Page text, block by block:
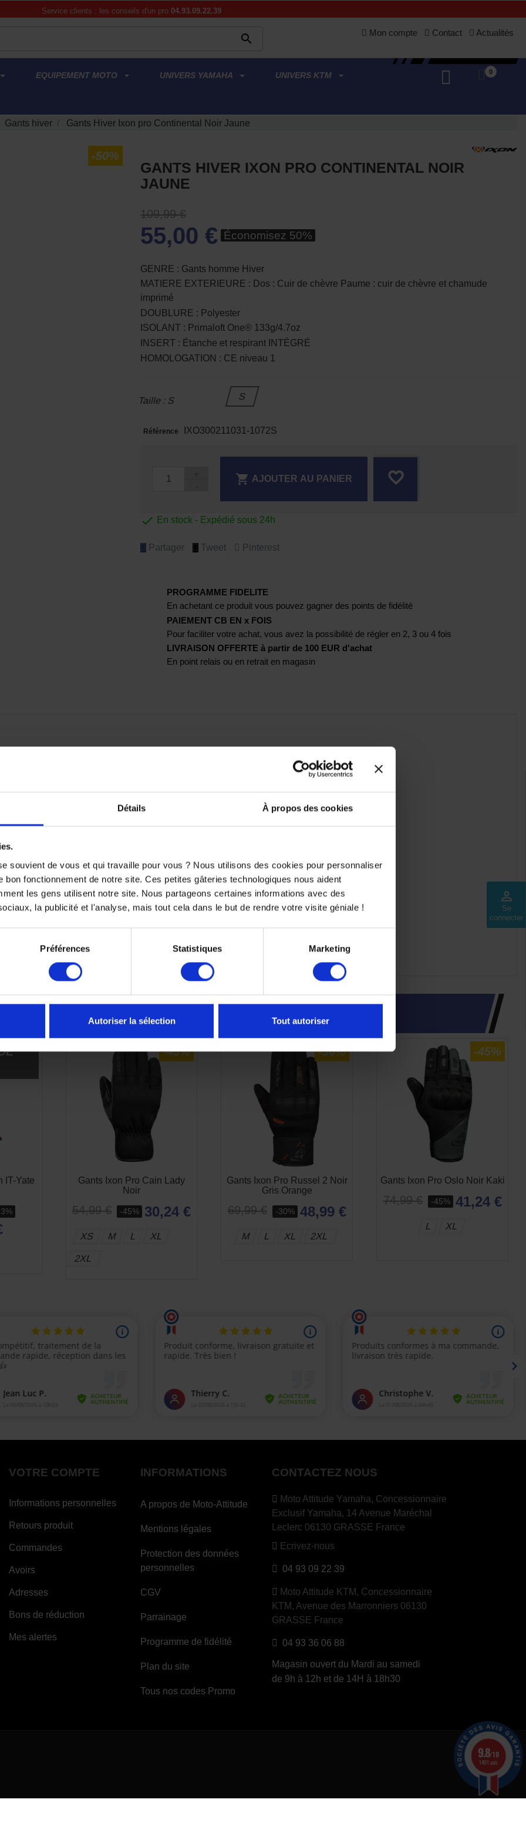
Détails À propos des cookies
souvient de vous et qui travaille pour vous ? Nous utilisons des cookies pour personnaliser
bon fonctionnement de notre site. Ces petites gâteries technologiques nous aident
les gens utilisent notre site. Nous partageons certaines informations avec des
la publicité et l'analyse, mais tout cela dans le but de rendre votre visite géniale !
Préférences Statistiques Marketing
Autoriser la sélection Tout autoriser
perm_identity
Se
connecter
Service clients : les conseils d'un pro 04.93.09.22.39
 Mon compte Contact Actualités
EQUIPEMENT MOTO UNIVERS YAMAHA UNIVERS KTM 0
Gants hiver Gants Hiver Ixon pro Continental Noir Jaune
-50%
GANTS HIVER IXON PRO CONTINENTAL NOIR
JAUNE
109,99 €
55,00 € Économisez 50%
GENRE : Gants homme Hiver
MATIERE EXTERIEURE : Dos : Cuir de chèvre Paume : cuir de chèvre et chamude
imprimé
DOUBLURE : Polyester
ISOLANT : Primaloft One® 133g/4.7oz
INSERT : Étanche et respirant INTÉGRÉ
HOMOLOGATION : CE niveau 1
Taille : S S
Référence IXO300211031-1072S
 AJOUTER AU PANIER favorite_border
 En stock - Expédié sous 24h
Partager Tweet Pinterest
PROGRAMME FIDELITE
En achetant ce produit vous pouvez gagner des points de fidélité
PAIEMENT CB EN x FOIS
Pour faciliter votre achat, vous avez la possibilité de régler en 2, 3 ou 4 fois
LIVRAISON OFFERTE à partir de 100 EUR d'achat
En point relais ou en retrait en magasin
SONT SUSCEPTIBLES DE VOUS INTÉRESSER
-2,3%
IT-Yate
-45%
Gants Ixon Pro Cain Lady
Noir
54,99 € -45% 30,24 €
XS M L XL
2XL
-30%
Gants Ixon Pro Russel 2 Noir
Gris Orange
69,99 € -30% 48,99 €
M L XL 2XL
-45%
Gants Ixon Pro Oslo Noir Kaki
74,99 € -45% 41,24 €
L XL
VOTRE COMPTE
Informations personnelles
Retours produit
Commandes
Avoirs
Adresses
Bons de réduction
Mes alertes
INFORMATIONS
A propos de Moto-Attitude
Mentions légales
Protection des données
personnelles
CGV
Parrainage
Programme de fidélité
Plan du site
Tous nos codes Promo
CONTACTEZ NOUS
Moto Attitude Yamaha, Concessionnaire
Exclusif Yamaha, 14 Avenue Maréchal
Leclerc 06130 GRASSE France
Ecrivez-nous
04 93 09 22 39
Moto Attitude KTM, Concessionnaire
KTM, Avenue des Marronniers 06130
GRASSE France
04 93 36 06 88
Magasin ouvert du Mardi au samedi
de 9h à 12h et de 14H à 18h30
9.8/10
1491 avis